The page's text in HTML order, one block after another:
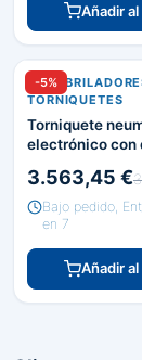
Añadir
-5%
TORNIQUETES
Torniquete
electrónico con
3.563,45 €
Bajo pedido,
en 7
Añadir